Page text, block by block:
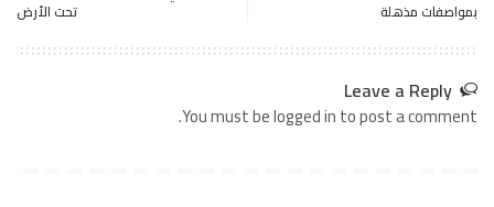
بمواصفات مذهلة تحت الأرض
Leave a Reply
You must be logged in to post a comment.